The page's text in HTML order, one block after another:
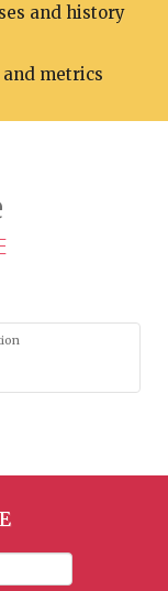
and history
metrics